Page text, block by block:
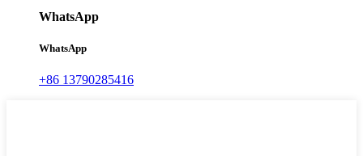
WhatsApp
WhatsApp
+86 13790285416